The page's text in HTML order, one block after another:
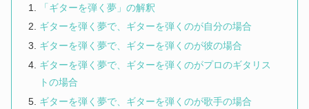
「ギターを弾く夢」の解釈
ギターを弾く夢で、ギターを弾くのが自分の場合
ギターを弾く夢で、ギターを弾くのが彼の場合
ギターを弾く夢で、ギターを弾くのがプロのギタリス
トの場合
ギターを弾く夢で、ギターを弾くのが歌手の場合